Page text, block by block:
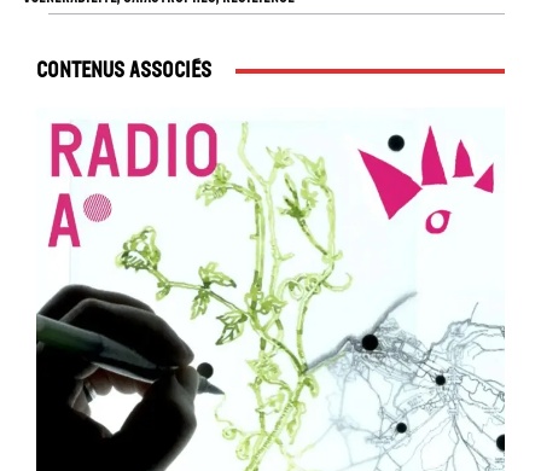
Contenus associés